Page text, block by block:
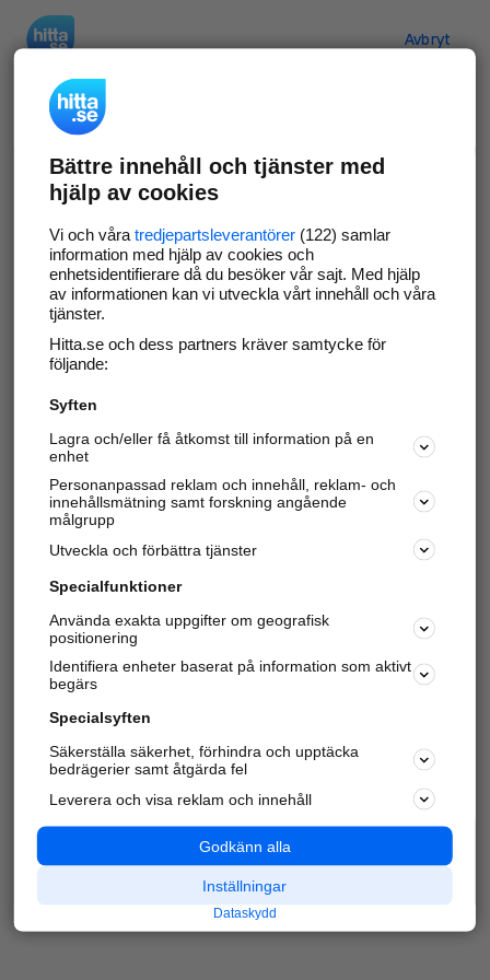
Avbryt
Verifiera ditt företag
Gör som 69 573företag
företagssida på hitta.se och syns bättre mot
kunder i ditt närområde. Helt kostnadsfritt.
Uppdatera din företagsinformation
Svara på och hantera dina omdömen
Har du redan verifierat ditt företag? Logga in
Varje vecka besöker du och4 miljoner
andra
härliga användare oss för att hitta rätt lokal
information om företag, privatpersoner och
platser.
Bättre innehåll och tjänster med
hjälp av cookies
Vi och våra tredjepartsleverantörer(122) samlar
information med hjälp av cookies och
enhetsidentifierare då du besöker vår sajt. Med hjälp
av informationen kan vi utveckla vårt innehåll och våra
tjänster.
Hitta.se och dess partners kräver samtycke för
följande:
Syften
Lagra och/eller få åtkomst till information på en
enhet
Personanpassad reklam och innehåll, reklam- och
innehållsmätning samt forskning angående
målgrupp
Utveckla och förbättra tjänster
Specialfunktioner
Använda exakta uppgifter om geografisk
positionering
Identifiera enheter baserat på information som aktivt
begärs
Specialsyften
Säkerställa säkerhet, förhindra och upptäcka
bedrägerier samt åtgärda fel
Leverera och visa reklam och innehåll
Godkänn alla
Inställningar
Dataskydd